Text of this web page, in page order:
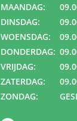
MAANDAG:
DINSDAG:
WOENSDAG:
DONDERDAG:
VRIJDAG:
ZATERDAG:
ZONDAG: